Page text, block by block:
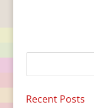
Recent Posts